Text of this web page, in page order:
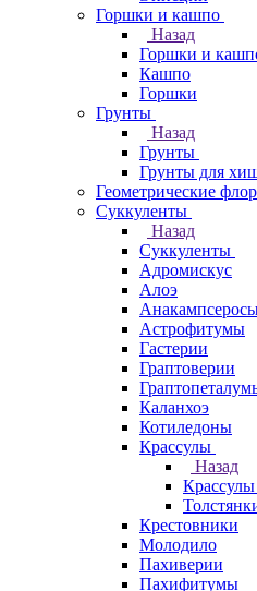
Горшки и кашпо
Назад
Горшки и
Кашпо
Горшки
Грунты
Назад
Грунты
Грунты для
Геометрические
Суккуленты
Назад
Суккуленты
Адромискус
Алоэ
Астрофитумы
Гастерии
Граптоверии
Каланхоэ
Котиледоны
Крассулы
Назад
Крассулы
Крестовники
Молодило
Пахиверии
Пахифитумы